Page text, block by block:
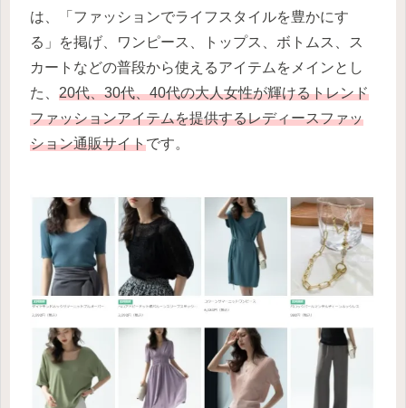
は、「ファッションでライフスタイルを豊かにす
る」を掲げ、ワンピース、トップス、ボトムス、ス
カートなどの普段から使えるアイテムをメインとし
た、 20代、30代、40代の大人女性が輝けるトレンド
ファッションアイテムを提供するレディースファッ
ション通販サイトです。